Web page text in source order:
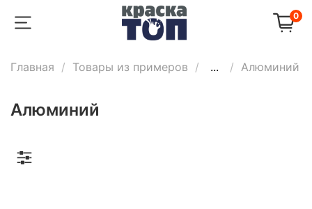
0
Главная Товары из примеров ... Алюминий
Алюминий